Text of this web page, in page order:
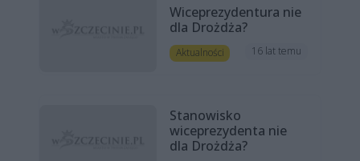
Wiceprezydentura nie
dla Drożdża?
Aktualności 16 lat temu
Stanowisko
wiceprezydenta nie
dla Drożdża?